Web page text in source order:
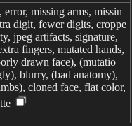
missing arms, missin
digit, fewer digits, croppe
jpeg artifacts, signature,
fingers, mutated hands,
drawn face), (mutatio
blurry, (bad anatomy),
cloned face, flat color,